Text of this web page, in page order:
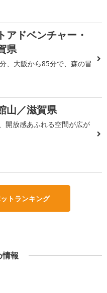
アドベンチャー・
県
、大阪から85分で、森の冒
山／滋賀県
開放感あふれる空間が広が
トランキング
情報